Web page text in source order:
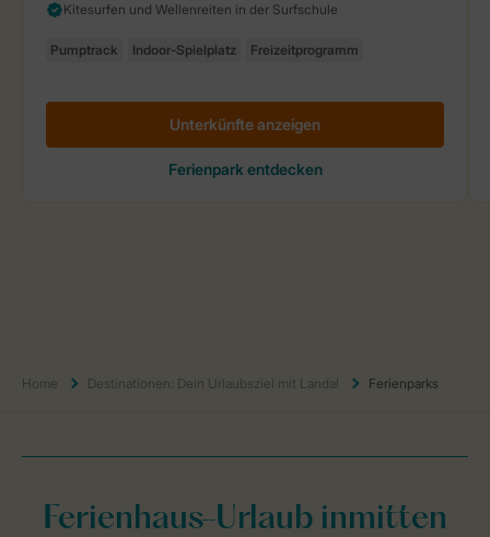
Home Destinationen: Dein Urlaubsziel mit Landal Ferienparks
Ferienhaus-Urlaub inmitten